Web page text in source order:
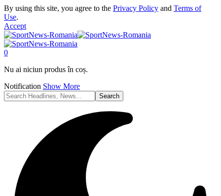
By using this site, you agree to the Privacy Policy and Terms of
Use.
Accept
0
Nu ai niciun produs în coș.
Notification Show More